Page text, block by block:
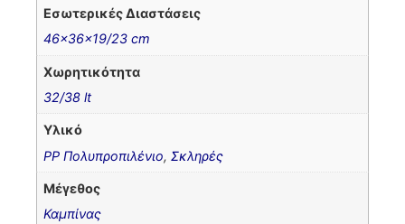
Εσωτερικές Διαστάσεις
46x36x19/23 cm
Χωρητικότητα
32/38 lt
Υλικό
PP Πολυπροπιλένιο,Σκληρές
Μέγεθος
Καμπίνας